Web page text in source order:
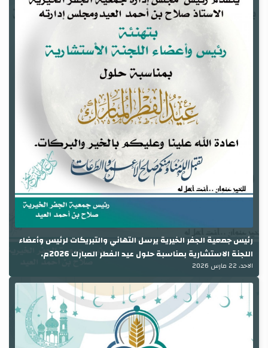
رئيس جمعية الجفر الخيرية يرسل التهاني والتبريكات لرئيس وأعضاء
اللجنة الاستشارية بمناسبة حلول عيد الفطر المبارك 2026م.
الاحد، 22 مارس 2026